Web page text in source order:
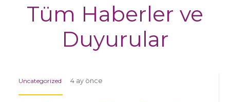
Tüm Haberler ve
Duyurular
Uncategorized 4 ay önce